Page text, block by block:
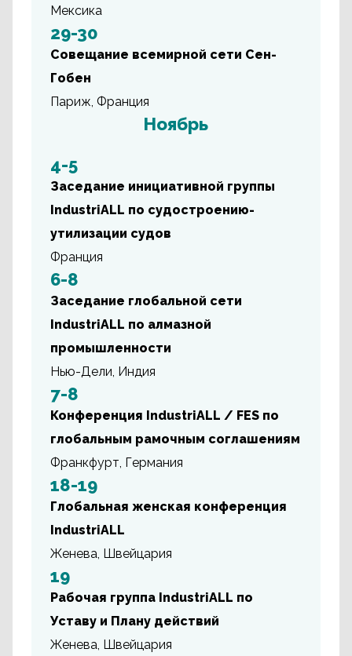
Мексика
29-30
Совещание всемирной сети Сен-
Гобен
Париж, Франция
Ноябрь
4-5
Заседание инициативной группы
IndustriALL по судостроению-
утилизации судов
Франция
6-8
Заседание глобальной сети
IndustriALL по алмазной
промышленности
Нью-Дели, Индия
7-8
Конференция IndustriALL / FES по
глобальным рамочным соглашениям
Франкфурт, Германия
18-19
Глобальная женская конференция
IndustriALL
Женева, Швейцария
19
Рабочая группа IndustriALL по
Уставу и Плану действий
Женева, Швейцария